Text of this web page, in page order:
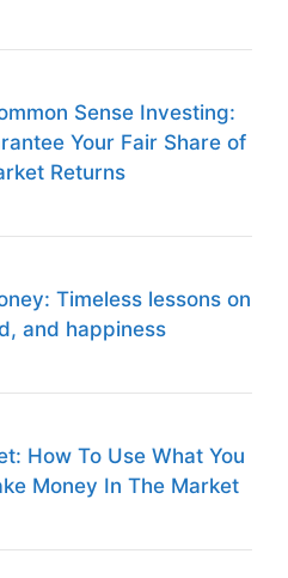
Sense Investing:
Your Fair Share of
Returns
Timeless lessons on
and happiness
How To Use What You
Money In The Market